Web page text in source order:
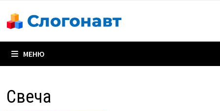
содержимому
МЕНЮ
Свеча